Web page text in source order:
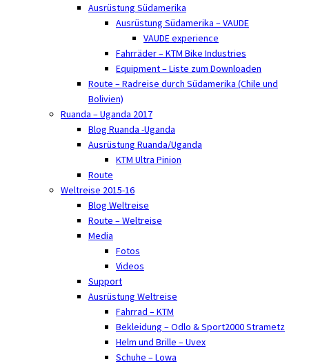
Ausrüstung Südamerika
Ausrüstung Südamerika – VAUDE
VAUDE experience
Fahrräder – KTM Bike Industries
Equipment – Liste zum Downloaden
Route – Radreise durch Südamerika (Chile und
Bolivien)
Ruanda – Uganda 2017
Blog Ruanda -Uganda
Ausrüstung Ruanda/Uganda
KTM Ultra Pinion
Route
Weltreise 2015-16
Blog Weltreise
Route – Weltreise
Media
Fotos
Videos
Support
Ausrüstung Weltreise
Fahrrad – KTM
Bekleidung – Odlo & Sport2000 Strametz
Helm und Brille – Uvex
Schuhe – Lowa